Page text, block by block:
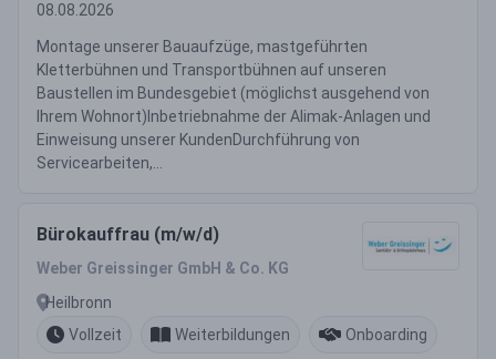
08.08.2026
Montage unserer Bauaufzüge, mastgeführten
Kletterbühnen und Transportbühnen auf unseren
Baustellen im Bundesgebiet (möglichst ausgehend von
Ihrem Wohnort)Inbetriebnahme der Alimak-Anlagen und
Einweisung unserer KundenDurchführung von
Servicearbeiten,...
Bürokauffrau (m/w/d)
Weber Greissinger GmbH & Co. KG
Heilbronn
Vollzeit
Weiterbildungen Onboarding